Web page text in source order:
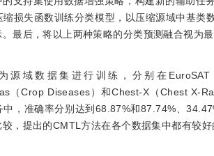
损失函数训练分类模型，以压缩源域中基
最后，将以上两种策略的分类预测融合视为最
源域数据集进行训练，分别在
（Crop Diseases）和Chest-X（Chest X-
，准确率分别达到68.87%和87.74%、
，提出的CMTL方法在各个数据集中都有较好